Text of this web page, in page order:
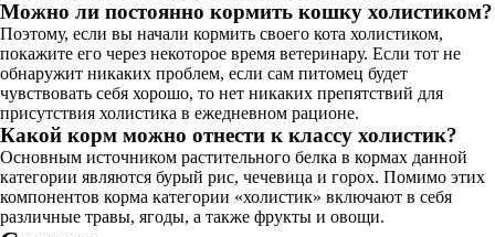
Можно ли постоянно кормить кошку холистиком?
Поэтому, если вы начали кормить своего кота холистиком,
покажите его через некоторое время ветеринару. Если тот не
обнаружит никаких проблем, если сам питомец будет
чувствовать себя хорошо, то нет никаких препятствий для
присутствия холистика в ежедневном рационе.
Какой корм можно отнести к классу холистик?
Основным источником растительного белка в кормах данной
категории являются бурый рис, чечевица и горох. Помимо этих
компонентов корма категории «холистик» включают в себя
различные травы, ягоды, а также фрукты и овощи.